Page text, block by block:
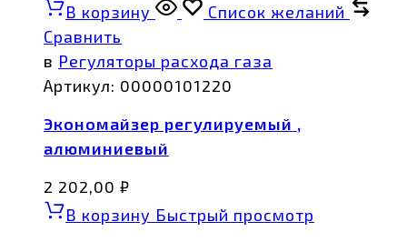
В корзину
Список желаний
Сравнить
в Регуляторы расхода газа
Артикул: 00000101220
Экономайзер регулируемый ,
алюминиевый
2 202,00 ₽
В корзину Быстрый просмотр